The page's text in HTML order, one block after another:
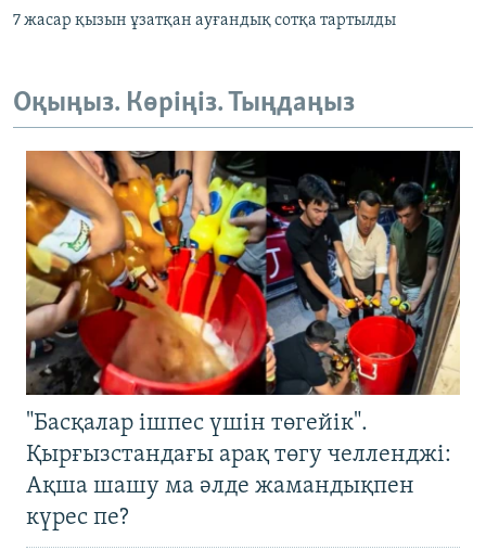
7 жасар қызын ұзатқан ауғандық сотқа тартылды
Оқыңыз. Көріңіз. Тыңдаңыз
"Басқалар ішпес үшін төгейік".
Қырғызстандағы арақ төгу челленджі:
Ақша шашу ма әлде жамандықпен
күрес пе?